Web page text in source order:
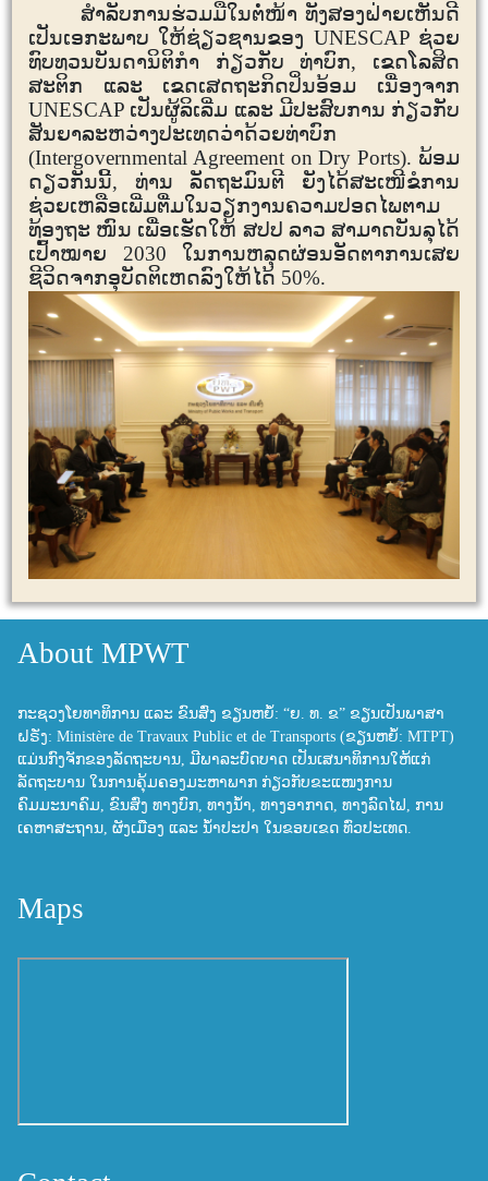
ສຳລັບການຮ່ວມມືໃນຕໍ່ໜ້າ ທັງສອງຝ່າຍເຫັນດີ
ເປັນເອກະພາບ ໃຫ້ຊ່ຽວຊານຂອງ UNESCAP ຊ່ວຍ
ທົບທວນບັນດານິຕິກຳ ກ່ຽວກັບ ທ່າບົກ, ເຂດໂລສິດ
ສະຕິກ ແລະ ເຂດເສດຖະກິດປິ່ນອ້ອມ ເນື່ອງຈາກ
UNESCAP ເປັນຜູ້ລິເລີ່ມ ແລະ ມີປະສົບການ ກ່ຽວກັບ
ສັນຍາລະຫວ່າງປະເທດວ່າດ້ວຍທ່າບົກ
(Intergovernmental Agreement on Dry Ports). ພ້ອມ
ດຽວກັນນີ້, ທ່ານ ລັດຖະມົນຕີ ຍັງໄດ້ສະເໜີຂໍການ
ຊ່ວຍເຫລືອເພີ່ມຕື່ມໃນວຽກງານຄວາມປອດໄພຕາມ
ທ້ອງຖະ ໜົນ ເພື່ອເຮັດໃຫ້ ສປປ ລາວ ສາມາດບັນລຸໄດ້
ເປົ້າໝາຍ 2030 ໃນການຫລຸດຜ່ອນອັດຕາການເສຍ
ຊີວິດຈາກອຸບັດຕິເຫດລົງໃຫ້ໄດ້ 50%.
About MPWT
ກະຊວງໂຍທາທິການ ແລະ ຂົນສົ່ງ ຂຽນຫຍໍ້: “ຍ. ທ. ຂ” ຂຽນເປັນພາສາ
ຝຣັ່ງ: Ministère de Travaux Public et de Transports (ຂຽນຫຍໍ້: MTPT)
ແມ່ນກົງຈັກຂອງລັດຖະບານ, ມີພາລະບົດບາດ ເປັນເສນາທິການໃຫ້ແກ່
ລັດຖະບານ ໃນການຄຸ້ມຄອງມະຫາພາກ ກ່ຽວກັບຂະແໜງການ
ຄົມມະນາຄົມ, ຂົນສົ່ງ ທາງບົກ, ທາງນ້ຳ, ທາງອາກາດ, ທາງລົດໄຟ, ການ
ເຄຫາສະຖານ, ຜັງເມືອງ ແລະ ນ້ຳປະປາ ໃນຂອບເຂດ ທົ່ວປະເທດ.
Maps